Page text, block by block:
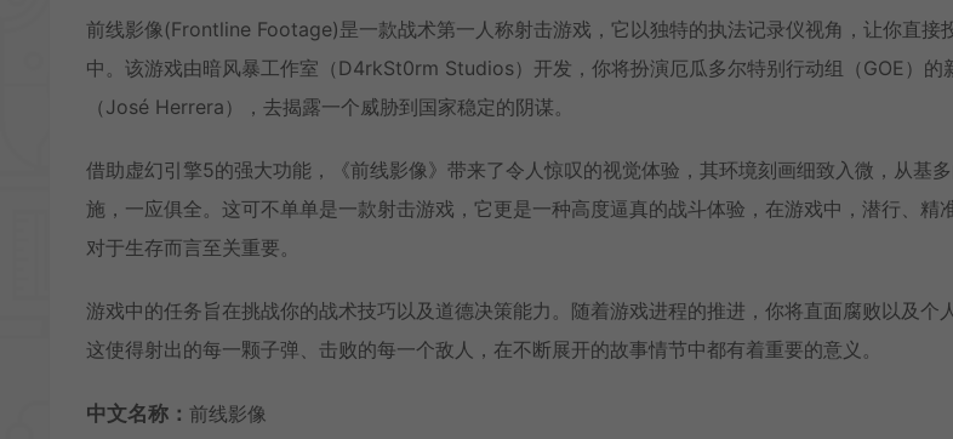
前线影像(Frontline Footage)昰一款战术第一人称射击游戏，它以独特的执法记录仪视角，让你直接
中。该游戏由暗风暴工作室（D4rkSt0rm Studios）开发，你将扮演厄瓜多尔特别行动组（GOE）的
（José Herrera），去揭露一个威胁到国家稳定的阴谋。
借助虚幻引擎5的强大功能，《前线影像》带来了令人惊叹的视觉体验，其环境刻画细致入微，从基
施，一应俱全。这可不单单是一款射击游戏，它更是一种高度逼真的战斗体验，在游戏中，潜行、精
对于生存而言至关重要。
游戏中的任务旨在挑战你的战术技巧以及道德决策能力。随着游戏进程的推进，你将直面腐败以及个
这使得射出的每一颗子弹、击败的每一个敌人，在不断展开的故事情节中都有着重要的意义。
中文名称： 前线影像